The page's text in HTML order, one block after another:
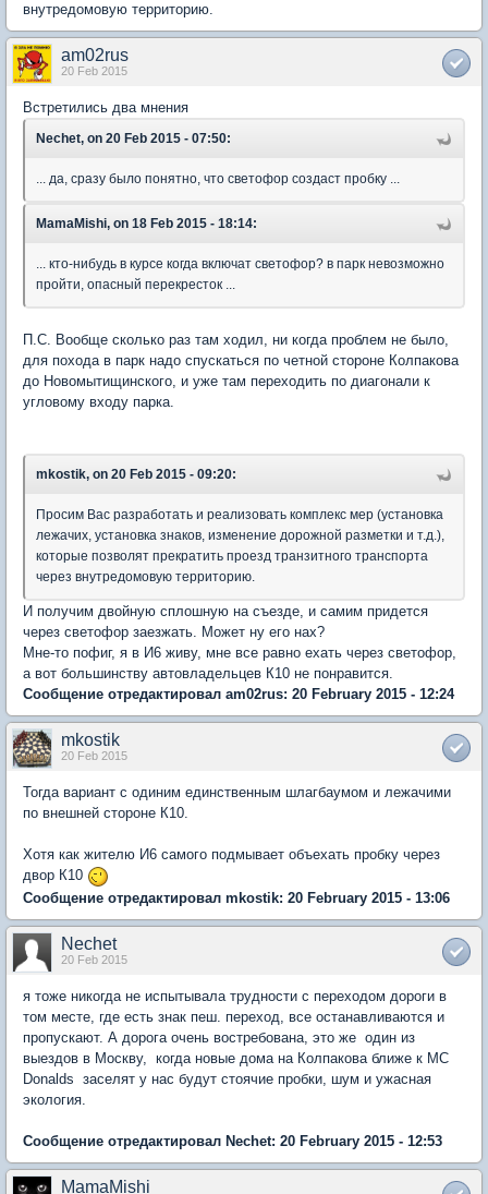
внутредомовую территорию.
am02rus
20 Feb 2015
Встретились два мнения
Nechet, on 20 Feb 2015 - 07:50:
... да, сразу было понятно, что светофор создаст пробку ...
MamaMishi, on 18 Feb 2015 - 18:14:
... кто-нибудь в курсе когда включат светофор? в парк невозможно
пройти, опасный перекресток ...
П.С. Вообще сколько раз там ходил, ни когда проблем не было,
для похода в парк надо спускаться по четной стороне Колпакова
до Новомытищинского, и уже там переходить по диагонали к
угловому входу парка.
mkostik, on 20 Feb 2015 - 09:20:
Просим Вас разработать и реализовать комплекс мер (установка
лежачих, установка знаков, изменение дорожной разметки и т.д.),
которые позволят прекратить проезд транзитного транспорта
через внутредомовую территорию.
И получим двойную сплошную на съезде, и самим придется
через светофор заезжать. Может ну его нах?
Мне-то пофиг, я в И6 живу, мне все равно ехать через светофор,
а вот большинству автовладельцев К10 не понравится.
Сообщение отредактировал am02rus: 20 February 2015 - 12:24
mkostik
20 Feb 2015
Тогда вариант с одиним единственным шлагбаумом и лежачими
по внешней стороне К10.
Хотя как жителю И6 самого подмывает объехать пробку через
двор К10
Сообщение отредактировал mkostik: 20 February 2015 - 13:06
Nechet
20 Feb 2015
я тоже никогда не испытывала трудности с переходом дороги в
том месте, где есть знак пеш. переход, все останавливаются и
пропускают. А дорога очень востребована, это же один из
выездов в Москву, когда новые дома на Колпакова ближе к MC
Donalds заселят у нас будут стоячие пробки, шум и ужасная
экология.
Сообщение отредактировал Nechet: 20 February 2015 - 12:53
MamaMishi